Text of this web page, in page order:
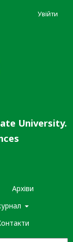
University.
Архіви
Увійти